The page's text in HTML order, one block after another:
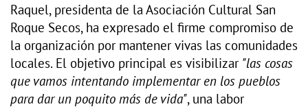
Raquel, presidenta de la Asociación Cultural San
Roque Secos, ha expresado el firme compromiso de
la organización por mantener vivas las comunidades
locales. El objetivo principal es visibilizar "las cosas
que vamos intentando implementar en los pueblos
para dar un poquito más de vida", una labor